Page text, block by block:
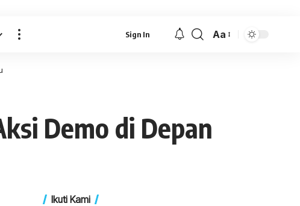
Sign In
Font
Aa
Demo di Depan
Ikuti Kami